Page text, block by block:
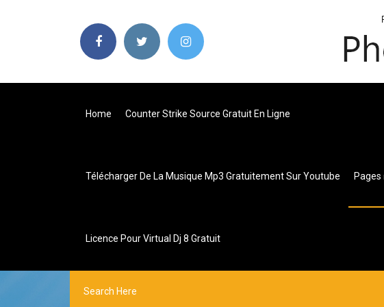
Home Counter Strike Source Gratuit En Ligne
Télécharger De La Musique Mp3 Gratuitement Sur Youtube Pages
Licence Pour Virtual Dj 8 Gratuit